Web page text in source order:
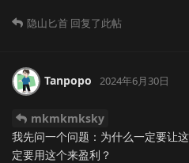
隐山匕首 回复了此帖
Tanpopo 2024年6月30日
mkmkmksky
我先问一个问题：为什么一定要让
定要用这个来盈利？